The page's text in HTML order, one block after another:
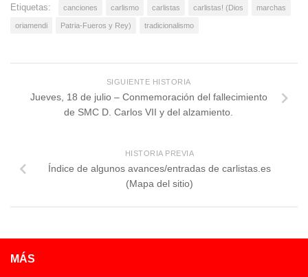
Etiquetas: canciones carlismo carlistas carlistas! (Dios marchas
oriamendi Patria-Fueros y Rey) tradicionalismo
SIGUIENTE HISTORIA
Jueves, 18 de julio – Conmemoración del fallecimiento
de SMC D. Carlos VII y del alzamiento.
HISTORIA PREVIA
Índice de algunos avances/entradas de carlistas.es
(Mapa del sitio)
MÁS